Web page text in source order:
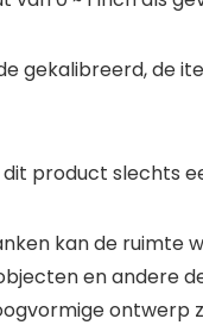
gekalibreerd, de
product slechts
kan de ruimte
en
ontwerp